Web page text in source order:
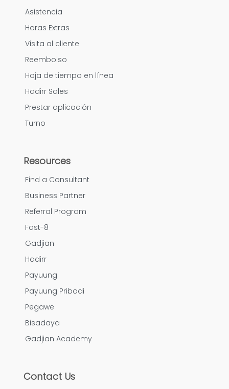
Asistencia
Horas Extras
Visita al cliente
Reembolso
Hoja de tiempo en línea
Hadirr Sales
Prestar aplicación
Turno
Resources
Find a Consultant
Business Partner
Referral Program
Fast-8
Gadjian
Hadirr
Payuung
Payuung Pribadi
Pegawe
Bisadaya
Gadjian Academy
Contact Us